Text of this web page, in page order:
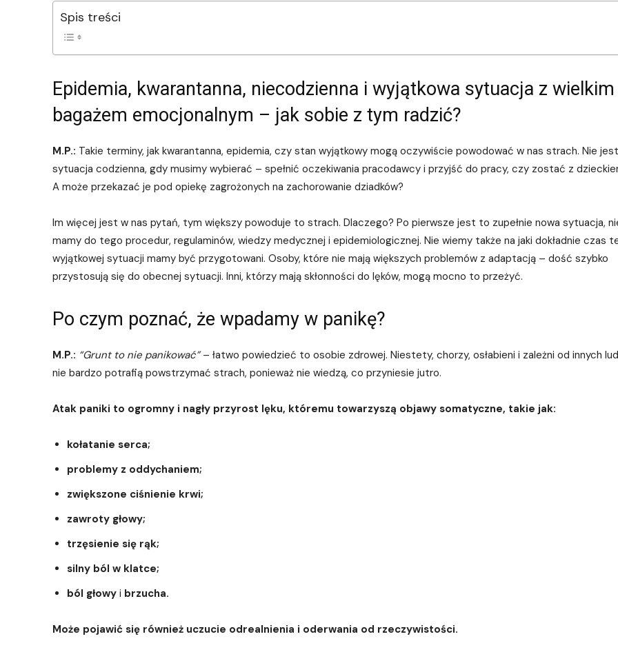
Spis treści
Epidemia, kwarantanna, niecodzienna i wyjątkowa sytuacja z wielkim
bagażem emocjonalnym – jak sobie z tym radzić?
M.P.: Takie terminy, jak kwarantanna, epidemia, czy stan wyjątkowy mogą oczywiście powodować w nas strach. Nie
sytuacja codzienna, gdy musimy wybierać – spełnić oczekiwania pracodawcy i przyjść do pracy, czy zostać z
A może przekazać je pod opiekę zagrożonych na zachorowanie dziadków?
Im więcej jest w nas pytań, tym większy powoduje to strach. Dlaczego? Po pierwsze jest to zupełnie nowa sytuacja,
mamy do tego procedur, regulaminów, wiedzy medycznej i epidemiologicznej. Nie wiemy także na jaki dokładnie czas
wyjątkowej sytuacji mamy być przygotowani. Osoby, które nie mają większych problemów z adaptacją – dość szybko
przystosują się do obecnej sytuacji. Inni, którzy mają skłonności do lęków, mogą mocno to przeżyć.
Po czym poznać, że wpadamy w panikę?
M.P.: “Grunt to nie panikować”– łatwo powiedzieć to osobie zdrowej. Niestety, chorzy, osłabieni i zależni od innych
nie bardzo potrafią powstrzymać strach, ponieważ nie wiedzą, co przyniesie jutro.
Atak paniki to ogromny i nagły przyrost lęku, któremu towarzyszą objawy somatyczne, takie jak:
kołatanie serca;
problemy z oddychaniem;
zwiększone ciśnienie krwi;
zawroty głowy;
trzęsienie się rąk;
silny ból w klatce;
ból głowy i brzucha.
Może pojawić się również uczucie odrealnienia i oderwania od rzeczywistości.